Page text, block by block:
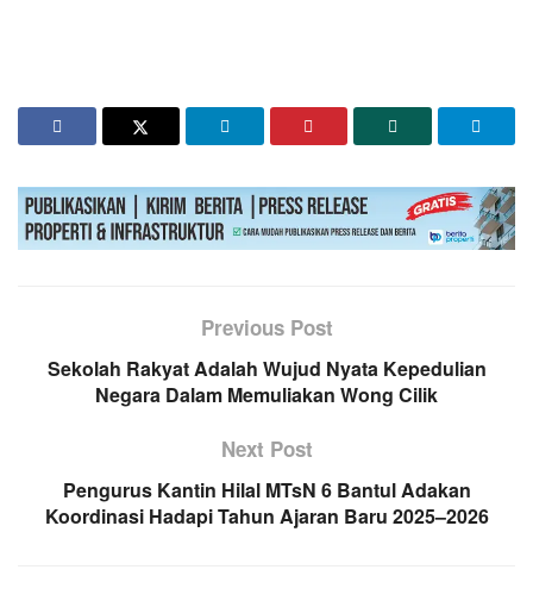
Previous Post
Sekolah Rakyat Adalah Wujud Nyata Kepedulian
Negara Dalam Memuliakan Wong Cilik
Next Post
Pengurus Kantin Hilal MTsN 6 Bantul Adakan
Koordinasi Hadapi Tahun Ajaran Baru 2025–2026